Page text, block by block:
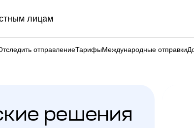
лицам
отправлениеТарифыМеждународные отправки
решения